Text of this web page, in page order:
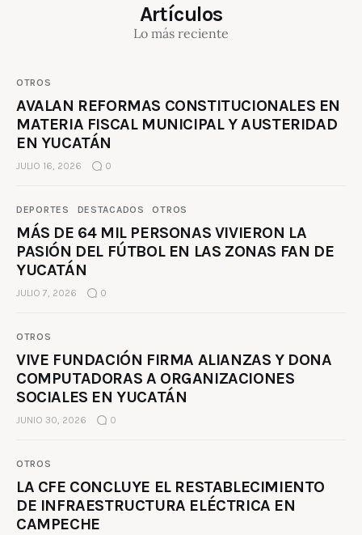
Artículos
Lo más reciente
OTROS
AVALAN REFORMAS CONSTITUCIONALES EN
MATERIA FISCAL MUNICIPAL Y AUSTERIDAD
EN YUCATÁN
JULIO 16, 2026 0
DEPORTES DESTACADOS OTROS
MÁS DE 64 MIL PERSONAS VIVIERON LA
PASIÓN DEL FÚTBOL EN LAS ZONAS FAN DE
YUCATÁN
JULIO 7, 2026 0
OTROS
VIVE FUNDACIÓN FIRMA ALIANZAS Y DONA
COMPUTADORAS A ORGANIZACIONES
SOCIALES EN YUCATÁN
JUNIO 30, 2026 0
OTROS
LA CFE CONCLUYE EL RESTABLECIMIENTO
DE INFRAESTRUCTURA ELÉCTRICA EN
CAMPECHE